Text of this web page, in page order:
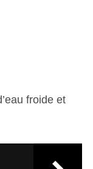
froide et